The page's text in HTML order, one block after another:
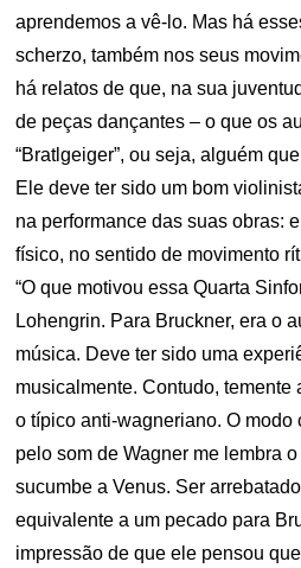
aprendemos a vê-lo. Mas há
scherzo, também nos seus
há relatos de que, na sua
de peças dançantes – o que os
“Bratlgeiger”, ou seja, alguém
Ele deve ter sido um bom
na performance das suas obras:
físico, no sentido de movimento
“O que motivou essa Quarta
Lohengrin. Para Bruckner, era o
música. Deve ter sido uma
musicalmente. Contudo, temente
o típico anti-wagneriano. O modo
pelo som de Wagner me lembra
sucumbe a Venus. Ser
equivalente a um pecado para
impressão de que ele pensou